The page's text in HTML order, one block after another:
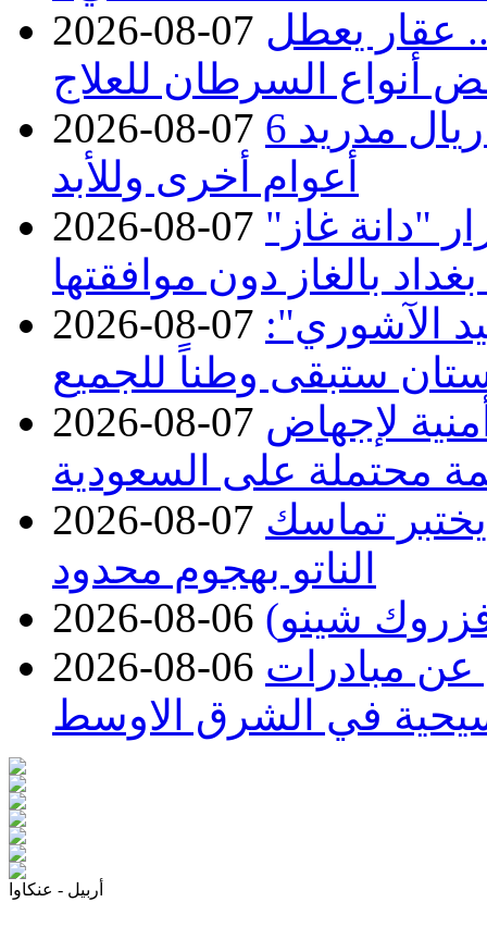
2026-08-07 عقار يعطل
أنواع السرطان للعلاج
2026-08-07 بـ24 مليون يورو.. فينيسيوس مع ريال مدريد 6
أعوام أخرى وللأبد
2026-08-07 "دانة غاز"
بالغاز دون موافقتها
2026-08-07 الآشوري":
ستبقى وطناً للجميع
2026-08-07 لإجهاض
محتملة على السعودية
2026-08-07 يختبر تماسك
الناتو بهجوم محدود
2026-08-06
2026-08-06 عن مبادرات
في الشرق الاوسط
أربيل - عنكاوا